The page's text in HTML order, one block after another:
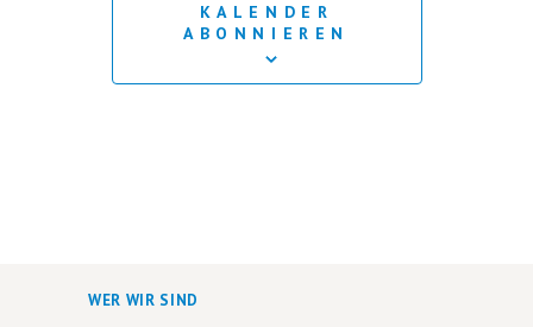
KALENDER
ABONNIEREN
WER WIR SIND